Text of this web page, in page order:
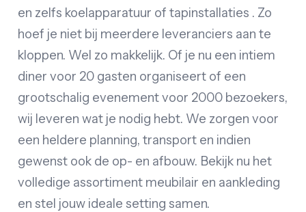
en zelfs koelapparatuur of tapinstallaties . Zo
hoef je niet bij meerdere leveranciers aan te
kloppen. Wel zo makkelijk. Of je nu een intiem
diner voor 20 gasten organiseert of een
grootschalig evenement voor 2000 bezoekers,
wij leveren wat je nodig hebt. We zorgen voor
een heldere planning, transport en indien
gewenst ook de op- en afbouw. Bekijk nu het
volledige assortiment meubilair en aankleding
en stel jouw ideale setting samen.